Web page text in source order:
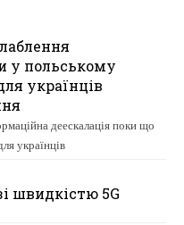
у польському
українців
деескалація поки що
українців
швидкістю 5G